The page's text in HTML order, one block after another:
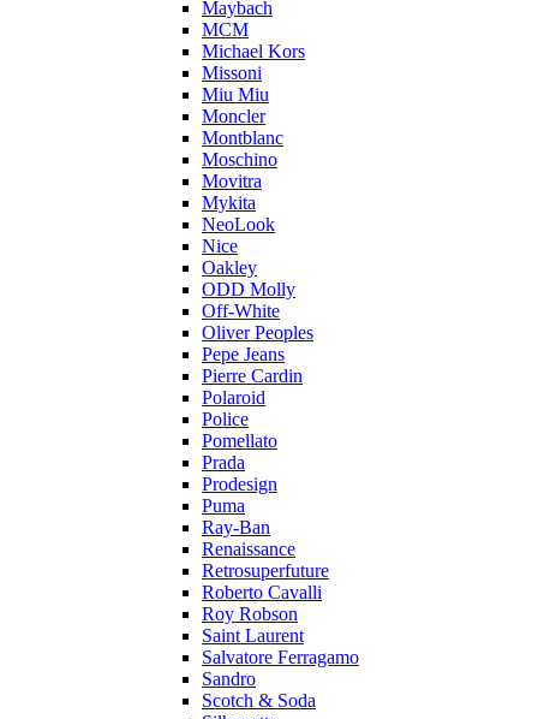
Maybach
MCM
Michael Kors
Missoni
Miu Miu
Moncler
Montblanc
Moschino
Movitra
Mykita
NeoLook
Nice
Oakley
ODD Molly
Off-White
Oliver Peoples
Pepe Jeans
Pierre Cardin
Polaroid
Police
Pomellato
Prada
Prodesign
Puma
Ray-Ban
Renaissance
Retrosuperfuture
Roberto Cavalli
Roy Robson
Saint Laurent
Salvatore Ferragamo
Sandro
Scotch & Soda